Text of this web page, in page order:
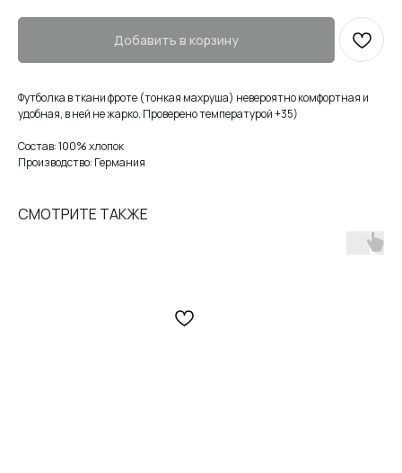
Добавить в корзину
Футболка в ткани фроте (тонкая махруша) невероятно комфортная и
удобная, в ней не жарко. Проверено температурой +35)
Состав: 100% хлопок
Производство: Германия
СМОТРИТЕ ТАКЖЕ